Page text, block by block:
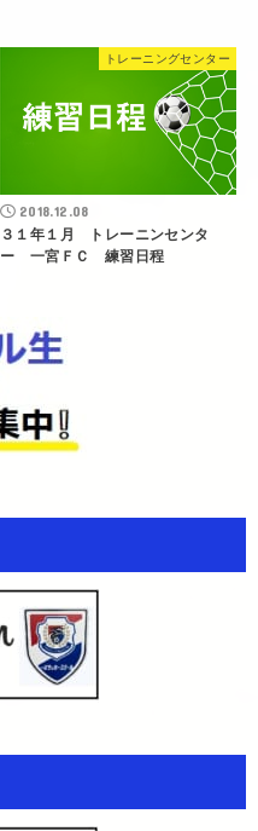
トレーニングセンター
2018.12.08
３１年１月 トレーニンセンタ
ー 一宮ＦＣ 練習日程